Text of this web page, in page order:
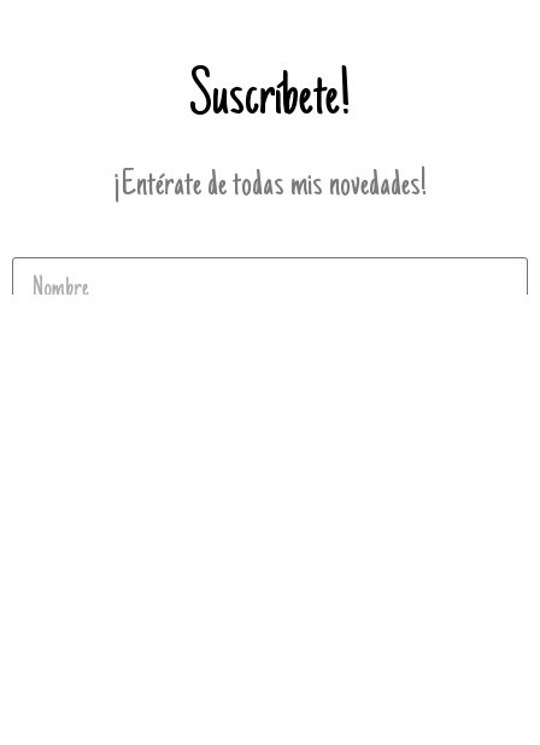
Suscríbete!
¡Entérate de todas mis novedades!